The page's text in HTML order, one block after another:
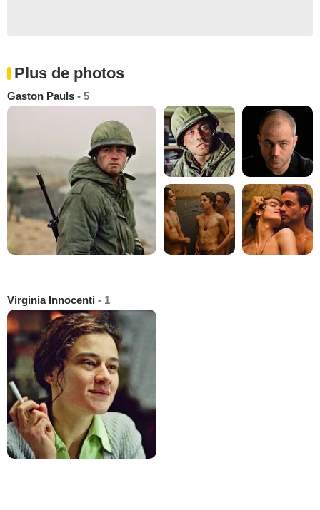
Plus de photos
Gaston Pauls - 5
Virginia Innocenti - 1